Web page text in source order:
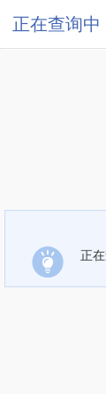
正在查询中
正